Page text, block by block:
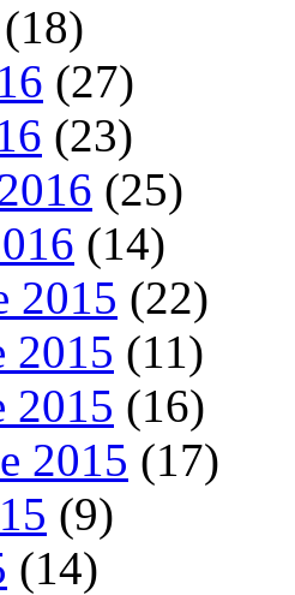
(18)
(27)
(23)
(25)
(14)
2015 (22)
2015 (11)
2015 (16)
2015 (17)
(9)
(14)